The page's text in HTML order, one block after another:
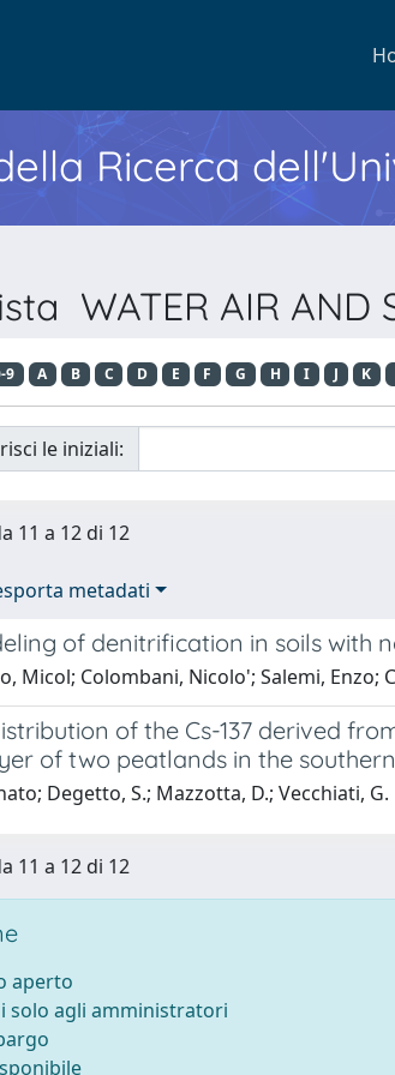
Ricerca
WATER AIR AND
9 A B C D E F G H I J K
le iniziali:
11 a 12 di 12
metadati
of denitrification in soils with
Micol; Colombani, Nicolo'; Salemi, Enzo;
of the Cs-137 derived
of two peatlands in the
Degetto, S.; Mazzotta, D.; Vecchiati, G.
11 a 12 di 12
aperto
solo agli amministratori